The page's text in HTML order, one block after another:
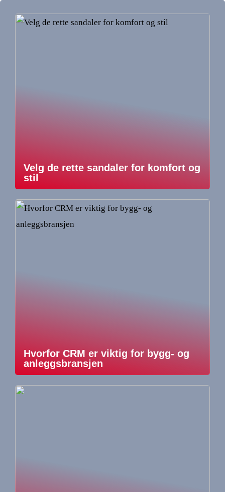
Velg de rette sandaler for komfort og
stil
Hvorfor CRM er viktig for bygg- og
anleggsbransjen